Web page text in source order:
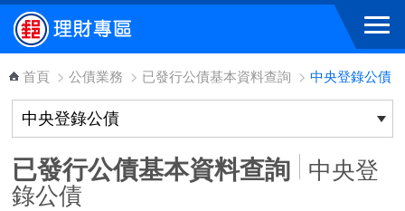
跳到主要內容區塊
首頁 > 公債業務 > 已發行公債基本資料查詢 > 中央登錄公債
已發行公債基本資料查詢 中央登
錄公債